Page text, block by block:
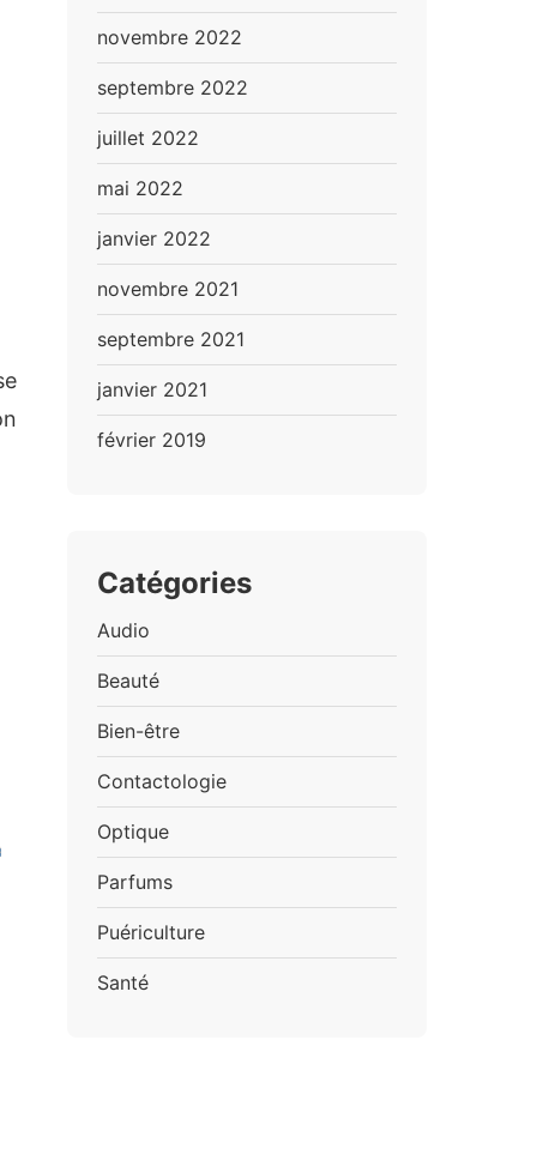
novembre 2022
septembre 2022
juillet 2022
mai 2022
janvier 2022
novembre 2021
septembre 2021
janvier 2021
février 2019
Catégories
Audio
Beauté
Bien-être
Contactologie
Optique
Parfums
Puériculture
Santé